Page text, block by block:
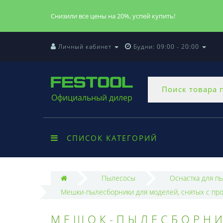
Снизили все цены на 20%, успей купить!
Личный кабинет Будни: 09:00 - 20:00
Официальный дилер
СПИСОК КАТЕГОРИЙ
Пылесосы
Оснастка для
Мешки-пылесборники для моделей, снятых с
МЕШОК-